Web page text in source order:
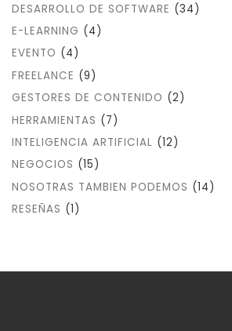
DESARROLLO DE SOFTWARE (34)
E-LEARNING (4)
EVENTO (4)
FREELANCE (9)
GESTORES DE CONTENIDO (2)
HERRAMIENTAS (7)
INTELIGENCIA ARTIFICIAL (12)
NEGOCIOS (15)
NOSOTRAS TAMBIEN PODEMOS (14)
RESEÑAS (1)